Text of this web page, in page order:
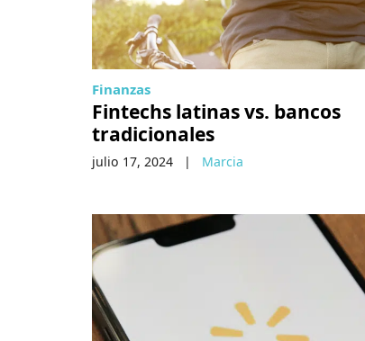
Finanzas
Fintechs latinas vs. bancos
tradicionales
julio 17, 2024 | Marcia